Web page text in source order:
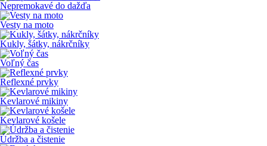
Nepremokavé do dažďa
Vesty na moto
Kukly, šátky, nákrčníky
Voľný čas
Reflexné prvky
Kevlarové mikiny
Kevlarové košele
Údržba a čistenie